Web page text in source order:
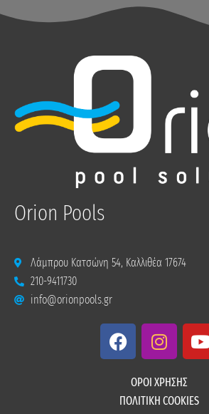
Orion Pools
Λάμπρου Κατσώνη 54, Καλλιθέα 17674
210-9411730
info@orionpools.gr
F
a
b
I
n
t
a
Y
o
ΟΡΟΙ ΧΡΗΣΗΣ
ΠΟΛΙΤΙΚΗ COOKIES